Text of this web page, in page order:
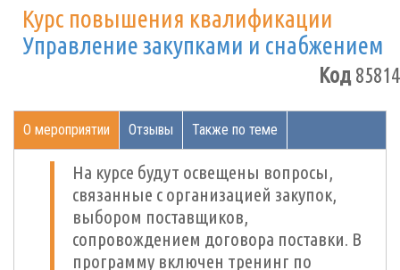
Курс повышения квалификации
Управление закупками и снабжением
Код85814
О мероприятии Отзывы Также по теме
На курсе будут освещены вопросы,
связанные с организацией закупок,
выбором поставщиков,
сопровождением договора поставки. В
программу включен тренинг по